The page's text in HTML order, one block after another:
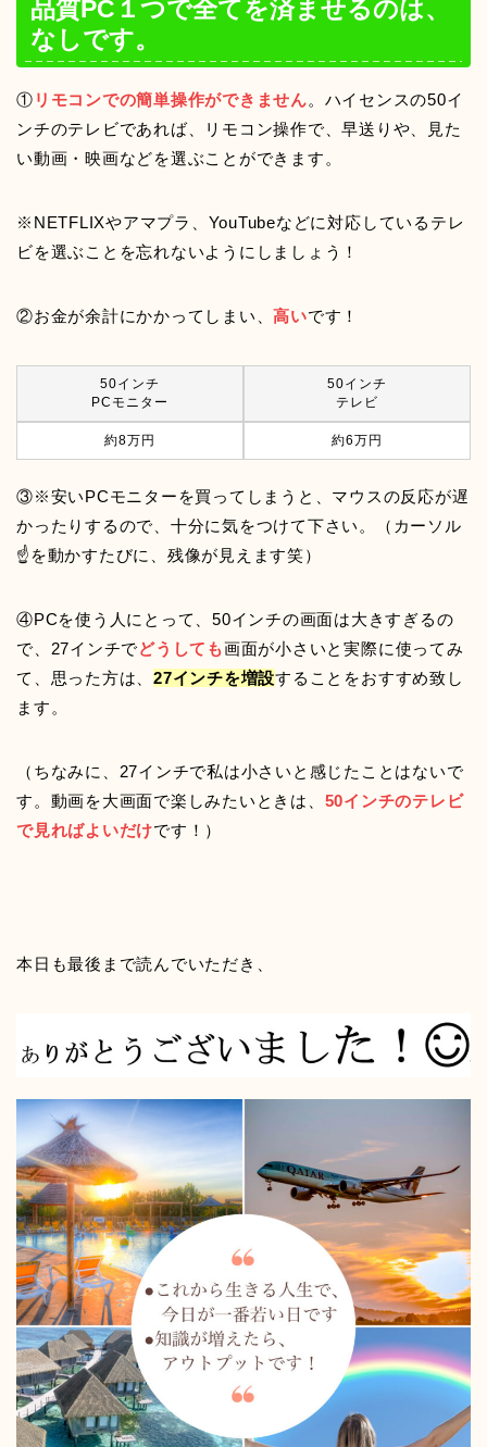
品質PC１つで全てを済ませるのは、
なしです。
① リモコンでの簡単操作ができません。ハイセンスの50イ
ンチのテレビであれば、リモコン操作で、早送りや、見た
い動画・映画などを選ぶことができます。
※NETFLIXやアマプラ、YouTubeなどに対応しているテレ
ビを選ぶことを忘れないようにしましょう！
②お金が余計にかかってしまい、高いです！
50インチ
PCモニター
50インチ
テレビ
約8万円 約6万円
③※安いPCモニターを買ってしまうと、マウスの反応が遅
かったりするので、十分に気をつけて下さい。（カーソル
☝を動かすたびに、残像が見えます笑）
④PCを使う人にとって、50インチの画面は大きすぎるの
で、27インチでどうしても画面が小さいと実際に使ってみ
て、思った方は、27インチを増設することをおすすめ致し
ます。
（ちなみに、27インチで私は小さいと感じたことはないで
す。動画を大画面で楽しみたいときは、 50インチのテレビ
で見ればよいだけです！）
本日も最後まで読んでいただき、